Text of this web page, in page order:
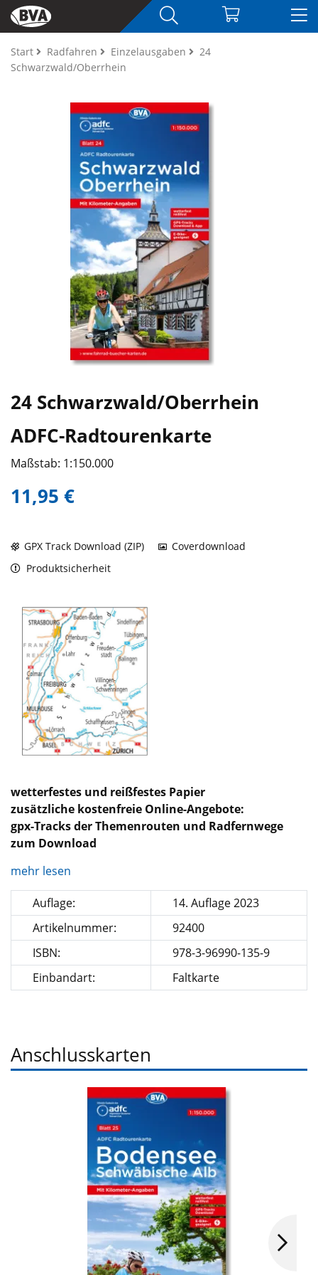
Start Radfahren Einzelausgaben
24
Schwarzwald/Oberrhein
24 Schwarzwald/Oberrhein
ADFC-Radtourenkarte
Maßstab: 1:150.000
11,95 €
GPX Track Download (ZIP)
Coverdownload
Produktsicherheit
wetterfestes und reißfestes Papier
zusätzliche kostenfreie Online-Angebote:
gpx-Tracks der Themenrouten und Radfernwege
zum Download
mehr lesen
Auflage:
14. Auflage 2023
Artikelnummer:
92400
ISBN:
978-3-96990-135-9
Einbandart:
Faltkarte
Anschlusskarten